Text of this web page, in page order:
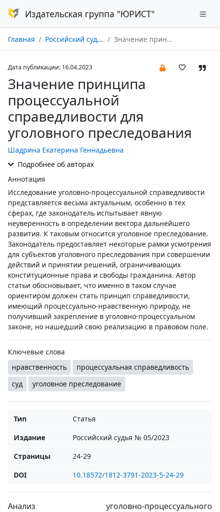
Издательская группа "ЮРИСТ"
Главная Российский судья № 05/2023 Значение принципа процессуальной справедливости для уголовного преследования
Дата публикации: 16.04.2023
Значение принципа
процессуальной
справедливости для
уголовного преследования
Шадрина Екатерина Геннадьевна
Подробнее об авторах
Аннотация
Исследование уголовно-процессуальной справедливости
представляется весьма актуальным, особенно в тех
сферах, где законодатель испытывает явную
неуверенность в определении вектора дальнейшего
развития. К таковым относится уголовное преследование.
Законодатель предоставляет некоторые рамки усмотрения
для субъектов уголовного преследования при совершении
действий и принятии решений, ограничивающих
конституционные права и свободы гражданина. Автор
статьи обосновывает, что именно в таком случае
ориентиром должен стать принцип справедливости,
имеющий процессуально-нравственную природу, не
получивший закрепление в уголовно-процессуальном
законе, но нашедший свою реализацию в правовом поле.
Ключевые слова
нравственность
процессуальная справедливость
суд
уголовное преследование
Тип
Статья
Издание
Российский судья № 05/2023
Страницы
24-29
DOI
10.18572/1812-3791-2023-5-24-29
Анализ уголовно-процессуального